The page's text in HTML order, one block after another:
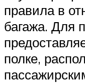
правила в
багажа. Для
полке,